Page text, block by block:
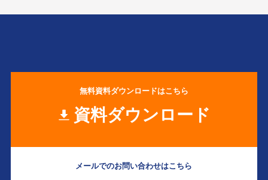
無料資料ダウンロードはこちら
資料ダウンロード
メールでのお問い合わせはこちら